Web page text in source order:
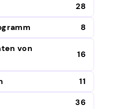
28
8
von
16
11
36